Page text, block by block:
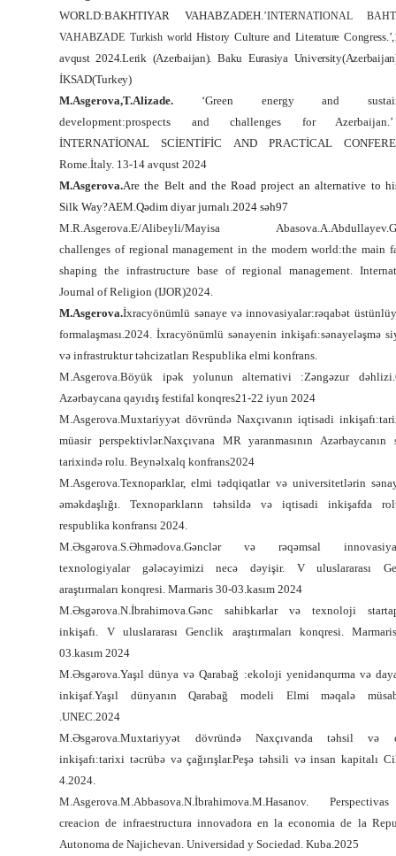
WORLD:BAKHTIYAR VAHABZADEH.’INTERNATIONAL
VAHABZADE Turkish worldHistory Culture and Literature
avqust 2024.Lerik (Azerbaijan). Baku Eurasiya
İKSAD(Turkey)
M.Asgerova,T.Alizade. ‘Green energy and
development:prospects and challenges for Azerbaijan.’
İNTERNATİONAL SCİENTİFİC AND PRACTİCAL
Rome.İtaly. 13-14 avqust 2024
M.Asgerova.Are the Belt and the Road project an alternative to
Silk Way?AEM.Qədim diyar jurnalı.2024 səh97
M.R.Asgerova.E/Alibeyli/Mayisa
challenges of regional management in the modernworld:the main
shaping the infrastructure base of regional management.
Journal of Religion (IJOR)2024.
M.Asgerova.İxracyönümlü sənaye və innovasiyalar:rəqabət
formalaşması.2024. İxracyönümlü sənayenin inkişafı:sənayeləşmə
və infrastruktur təhcizatları Respublika elmi konfrans.
M.Asgerova.Böyük ipək yolunun alternativi :Zəngəzur
Azərbaycana qayıdış festifal konqres21-22 iyun 2024
M.Asgerova.Muxtariyyət dövründə Naxçıvanın iqtisadi
müasir perspektivlər.Naxçıvana MR yaranmasının Azərbaycanın
tarixində rolu. Beynəlxalq konfrans2024
M.Asgerova.Texnoparklar, elmi tədqiqatlar və universitetlərin
əməkdaşlığı. Texnoparkların təhsildə və iqtisadi inkişafda
respublika konfransı 2024.
M.Əsgərova.S.Əhmədova.Gənclər və rəqəmsal
texnologiyalar gələcəyimizi necə dəyişir. V uluslararası
araştırmaları konqresi. Marmaris 30-03.kasım 2024
M.Əsgərova.N.İbrahimova.Gənc sahibkarlar və texnoloji
inkişafı. V uluslararası Genclik araştırmaları konqresi.
03.kasım 2024
M.Əsgərova.Yaşıl dünya və Qarabağ :ekoloji yenidənqurma və
inkişaf.Yaşıl dünyanın Qarabağ modeli Elmi məqalə
.UNEC.2024
M.Əsgərova.Muxtariyyət dövründə Naxçıvanda təhsil və
inkişafı:tarixi təcrübə və çağırışlar.Peşə təhsili və insan kapitalı
4.2024.
M.Asgerova.M.Abbasova.N.İbrahimova.M.Hasanov.
creacion de infraestructura innovadora en la economia de la
Autonoma de Najichevan. Universidad y Sociedad. Kuba.2025